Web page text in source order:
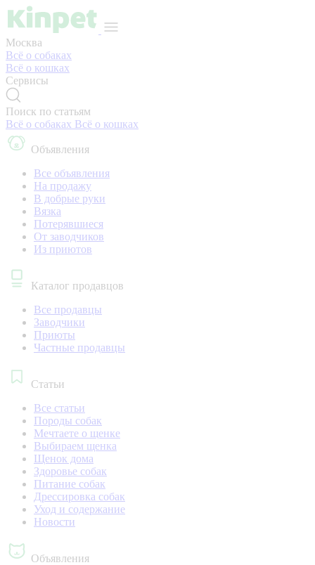
Москва
Всё о собаках
Всё о кошках
Сервисы
Поиск по статьям
Всё о собаках Всё о кошках
Объявления
Все объявления
На продажу
В добрые руки
Вязка
Потерявшиеся
От заводчиков
Из приютов
Каталог продавцов
Все продавцы
Заводчики
Приюты
Частные продавцы
Статьи
Все статьи
Породы собак
Мечтаете о щенке
Выбираем щенка
Щенок дома
Здоровье собак
Питание собак
Дрессировка собак
Уход и содержание
Новости
Объявления